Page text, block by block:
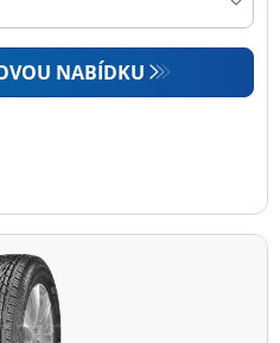
NABÍDKU